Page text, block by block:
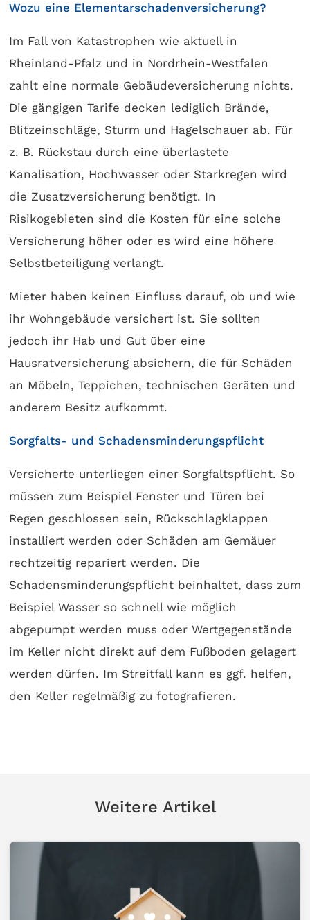
Wozu eine Elementarschadenversicherung?
Im Fall von Katastrophen wie aktuell in
Rheinland-Pfalz und in Nordrhein-Westfalen
zahlt eine normale Gebäudeversicherung nichts.
Die gängigen Tarife decken lediglich Brände,
Blitzeinschläge, Sturm und Hagelschauer ab. Für
z. B. Rückstau durch eine überlastete
Kanalisation, Hochwasser oder Starkregen wird
die Zusatzversicherung benötigt. In
Risikogebieten sind die Kosten für eine solche
Versicherung höher oder es wird eine höhere
Selbstbeteiligung verlangt.
Mieter haben keinen Einfluss darauf, ob und wie
ihr Wohngebäude versichert ist. Sie sollten
jedoch ihr Hab und Gut über eine
Hausratversicherung absichern, die für Schäden
an Möbeln, Teppichen, technischen Geräten und
anderem Besitz aufkommt.
Sorgfalts- und Schadensminderungspflicht
Versicherte unterliegen einer Sorgfaltspflicht. So
müssen zum Beispiel Fenster und Türen bei
Regen geschlossen sein, Rückschlagklappen
installiert werden oder Schäden am Gemäuer
rechtzeitig repariert werden. Die
Schadensminderungspflicht beinhaltet, dass zum
Beispiel Wasser so schnell wie möglich
abgepumpt werden muss oder Wertgegenstände
im Keller nicht direkt auf dem Fußboden gelagert
werden dürfen. Im Streitfall kann es ggf. helfen,
den Keller regelmäßig zu fotografieren.
Weitere Artikel